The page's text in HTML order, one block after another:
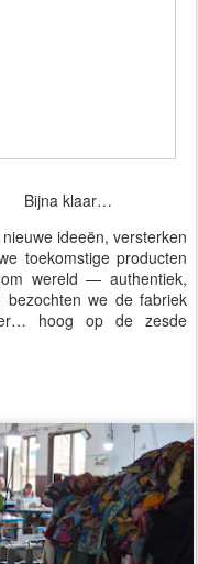
ideeën, versterken
toekomstige producten
wereld — authentiek,
bezochten we de fabriek
hoog op de zesde